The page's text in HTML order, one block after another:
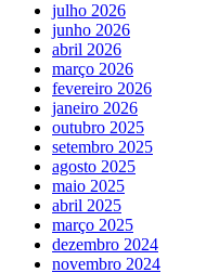
julho 2026
junho 2026
abril 2026
março 2026
fevereiro 2026
janeiro 2026
outubro 2025
setembro 2025
agosto 2025
maio 2025
abril 2025
março 2025
dezembro 2024
novembro 2024